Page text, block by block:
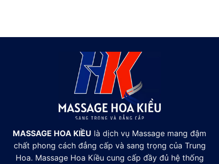
MASSAGE HOA KIỀU là dịch vụ Massage mang đậm
chất phong cách đẳng cấp và sang trọng của Trung
Hoa. Massage Hoa Kiều cung cấp đầy đủ hệ thống